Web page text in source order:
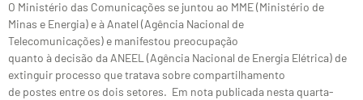
O Ministério das Comunicações se juntou ao MME (Ministério de
Minas e Energia) e à Anatel (Agência Nacional de
Telecomunicações) e manifestou preocupação
quanto à decisão da ANEEL (Agência Nacional de Energia Elétrica) de
extinguir processo que tratava sobre compartilhamento
de postes entre os dois setores. Em nota publicada nesta quarta-